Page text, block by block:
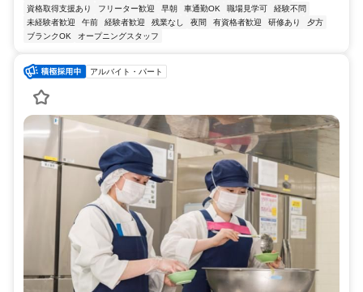
資格取得支援あり
フリーター歓迎 早朝 車通勤OK 職場見学可
経験不問
未経験者歓迎
午前 経験者歓迎 残業なし 夜間 有資格者歓迎 研修あり
夕方
ブランクOK
オープニングスタッフ
アルバイト・パート